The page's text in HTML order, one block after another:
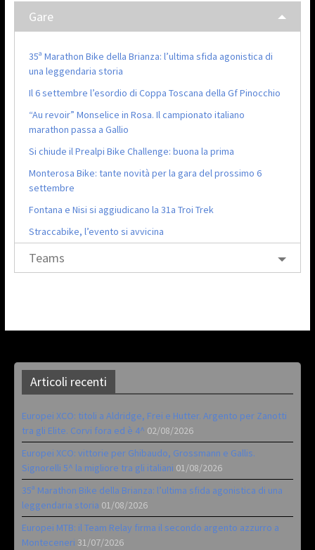
Gare
35ª Marathon Bike della Brianza: l’ultima sfida agonistica di
una leggendaria storia
Il 6 settembre l’esordio di Coppa Toscana della Gf Pinocchio
“Au revoir” Monselice in Rosa. Il campionato italiano
marathon passa a Gallio
Si chiude il Prealpi Bike Challenge: buona la prima
Monterosa Bike: tante novità per la gara del prossimo 6
settembre
Fontana e Nisi si aggiudicano la 31a Troi Trek
Straccabike, l’evento si avvicina
Teams
Articoli recenti
Europei XCO: titoli a Aldridge, Frei e Hutter. Argento per Zanotti
tra gli Elite. Corvi fora ed è 4^ 02/08/2026
Europei XCO: vittorie per Ghibaudo, Grossmann e Gallis.
Signorelli 5^ la migliore tra gli italiani 01/08/2026
35ª Marathon Bike della Brianza: l’ultima sfida agonistica di una
leggendaria storia 01/08/2026
Europei MTB: il Team Relay firma il secondo argento azzurro a
Monteceneri 31/07/2026